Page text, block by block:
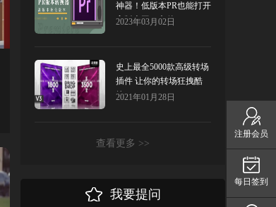
神器！低版本PR也能打开
高版本工程文件
2023年03月02日
史上最全5000款高级转场
插件 让你的转场狂拽酷
炫！
2021年01月28日
查看更多 >>
我要提问
注册会员
每日签到